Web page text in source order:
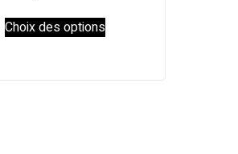
Choix des options